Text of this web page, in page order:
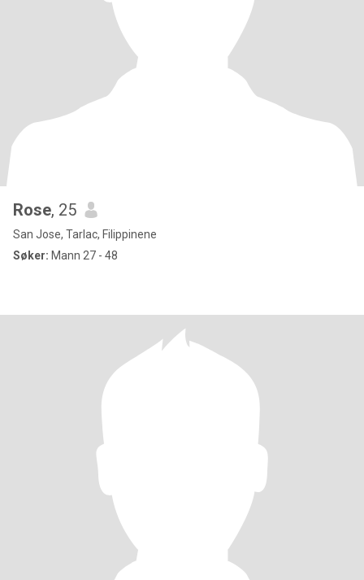
Rose, 25
San Jose, Tarlac, Filippinene
Søker: Mann 27 - 48